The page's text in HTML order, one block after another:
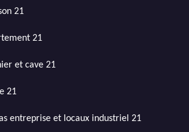
21
21
et cave 21
21
entreprise et locaux industriel 21